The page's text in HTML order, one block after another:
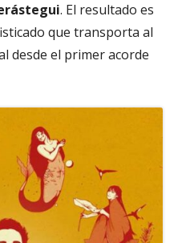
. El resultado es
que transporta al
desde el primer acorde